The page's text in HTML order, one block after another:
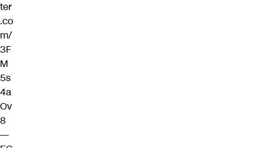
ter
.co
m/
3F
M
5s
4a
Ov
8
—